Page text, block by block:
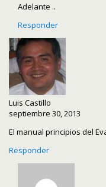
Adelante ..
Responder
Luis Castillo
septiembre 30, 2013
El manual principios del
Responder